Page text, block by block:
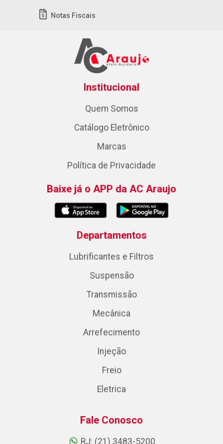
Notas Fiscais
Institucional
Quem Somos
Catálogo Eletrônico
Marcas
Política de Privacidade
Baixe já o APP da AC Araujo
Departamentos
Lubrificantes e Filtros
Suspensão
Transmissão
Mecânica
Arrefecimento
Injeção
Freio
Eletrica
Fale Conosco
RJ: (21) 3483-5200